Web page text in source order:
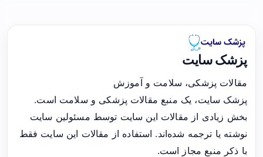
پزشک سایت
مقالات پزشکی، سلامت و آموزش
پزشک سایت، یک منبع مقالات پزشکی و سلامت است.
بخش زیادی از مقالات این سایت توسط مسئولین سایت
نوشته یا ترجمه شده‌اند. استفاده از مقالات این سایت فقط
با ذکر منبع مجاز است.